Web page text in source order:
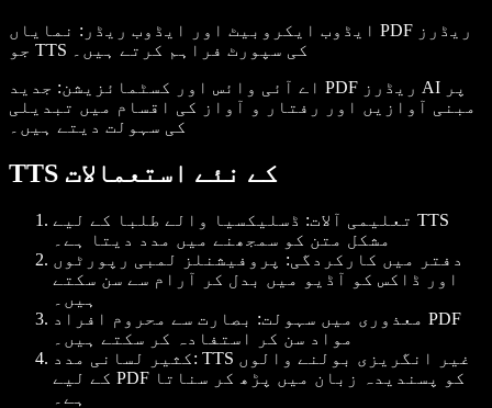
ایڈوب ایکروبیٹ اور ایڈوب ریڈر : نمایاں PDF ریڈرز
جو TTS کی سپورٹ فراہم کرتے ہیں۔
اے آئی وائس اور کسٹمائزیشن: جدید PDF ریڈرز AI پر
مبنی آوازیں اور رفتار و آواز کی اقسام میں تبدیلی
کی سہولت دیتے ہیں۔
TTS کے نئے استعمالات
تعلیمی آلات: ڈسلیکسیا والے طلبا کے لیے TTS
مشکل متن کو سمجھنے میں مدد دیتا ہے۔
دفتر میں کارکردگی: پروفیشنلز لمبی رپورٹوں
اور ڈاکس کو آڈیو میں بدل کر آرام سے سن سکتے
ہیں۔
معذوری میں سہولت: بصارت سے محروم افراد PDF
مواد سن کر استفادہ کر سکتے ہیں۔
کثیر لسانی مدد: TTS غیر انگریزی بولنے والوں
کے لیے PDF کو پسندیدہ زبان میں پڑھ کر سناتا
ہے۔